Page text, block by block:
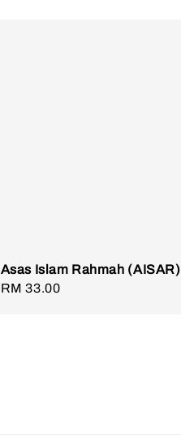
Asas Islam Rahmah (AISAR)
Regular
RM 33.00